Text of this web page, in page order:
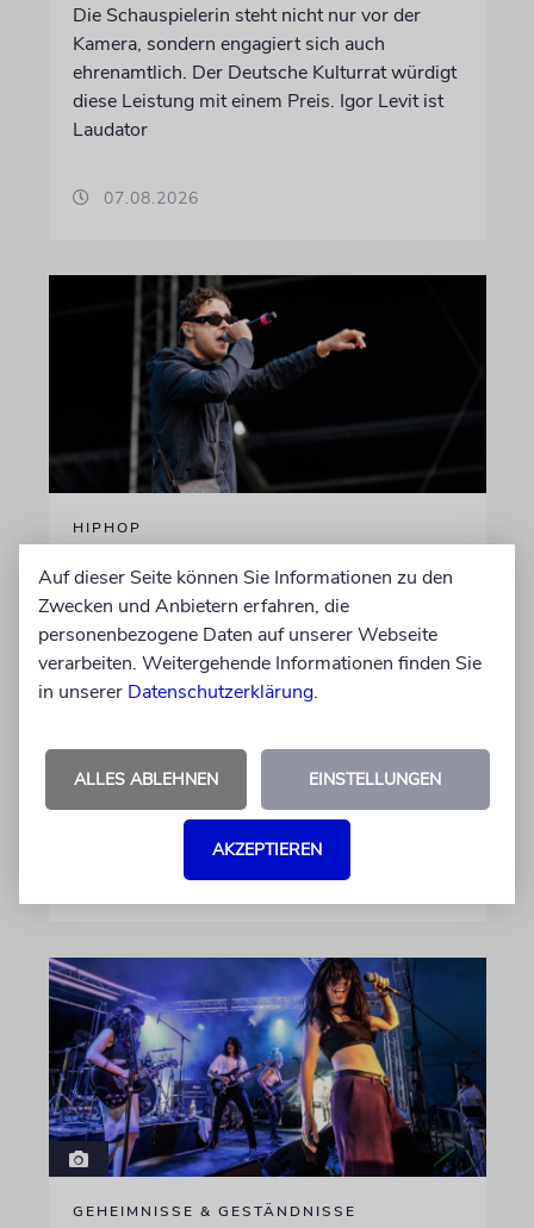
Die Schauspielerin steht nicht nur vor der
Kamera, sondern engagiert sich auch
ehrenamtlich. Der Deutsche Kulturrat würdigt
diese Leistung mit einem Preis. Igor Levit ist
Laudator
07.08.2026
HIPHOP
Rapper Pashanim: »Free
Palestine« als
Verkaufsschlager
Auf seinem neuen Album »Lounge Musik«
rappt der Berliner Musiker Pashanim
Kokettieren mit dem palästinensischen
Terrorismus inklusive
von Lennart Wilsch
07.08.2026
GEHEIMNISSE & GESTÄNDNISSE
Auf dieser Seite können Sie Informationen zu den
Zwecken und Anbietern erfahren, die
personenbezogene Daten auf unserer Webseite
verarbeiten. Weitergehende Informationen finden Sie
in unserer Datenschutzerklärung.
ALLES ABLEHNEN EINSTELLUNGEN
AKZEPTIEREN